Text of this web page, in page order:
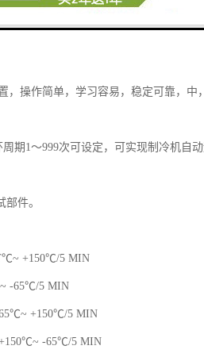
及蓄热蓄冷效果，试验时待测物完全
操作简单，学习容易，稳定可靠，中
期1～999次可设定，可实现制冷机自
件。
+150℃/5 MIN
-65℃/5 MIN
+150℃/5 MIN
-65℃/5 MIN